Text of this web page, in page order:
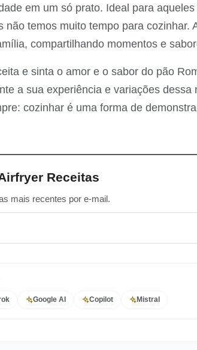
em um só prato. Ideal para
não temos muito tempo para cozinhar.
compartilhando momentos e
e sinta o amor e o sabor do pão
a sua experiência e variações dessa
cozinhar é uma forma de
Receitas
mais recentes por e-mail.
Google AI Copilot Mistral